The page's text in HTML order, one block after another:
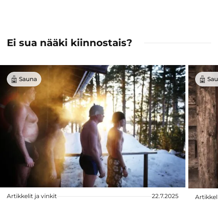
Ei sua nääki kiinnostais?
Sauna
Artikkelit ja vinkit 22.7.2025